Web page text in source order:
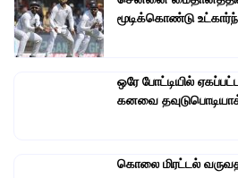
மூடிக்கொண்டு
ஒரே போட்டியில்
கனவை
கொலை மிரட்டல்